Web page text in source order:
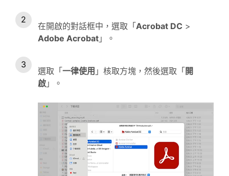
在開啟的對話框中，選取「 Acrobat DC >
Adobe Acrobat 」。
選取「 一律使用 」核取方塊，然後選取「 開
啟 」。